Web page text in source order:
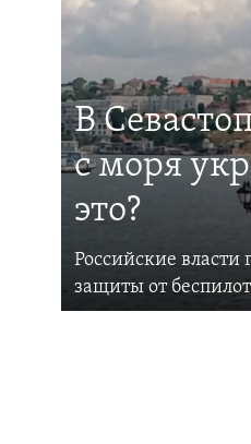
В
с моря
это?
Российские
защиты от